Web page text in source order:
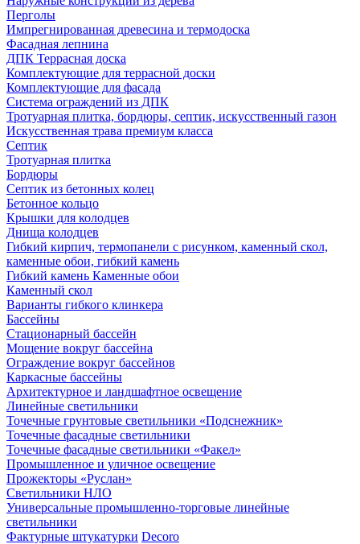
Перголы
Импрегнированная древесина и термодоска
Фасадная лепнина
ДПК Террасная доска
Комплектующие для террасной доски
Комплектующие для фасада
Система ограждений из ДПК
Тротуарная плитка, бордюры, септик, искусственный газон
Искусственная трава премиум класса
Септик
Тротуарная плитка
Бордюры
Септик из бетонных колец
Бетонное кольцо
Крышки для колодцев
Днища колодцев
Гибкий кирпич, термопанели с рисунком, каменный скол,
каменные обои, гибкий камень
Гибкий камень Каменные обои
Каменный скол
Варианты гибкого клинкера
Бассейны
Стационарный бассейн
Мощение вокруг бассейна
Ограждение вокруг бассейнов
Каркасные бассейны
Архитектурное и ландшафтное освещение
Линейные светильники
Точечные грунтовые светильники «Подснежник»
Точечные фасадные светильники
Точечные фасадные светильники «Факел»
Промышленное и уличное освещение
Прожекторы «Руслан»
Светильники НЛО
Универсальные промышленно-торговые линейные
светильники
Фактурные штукатурки Decoro